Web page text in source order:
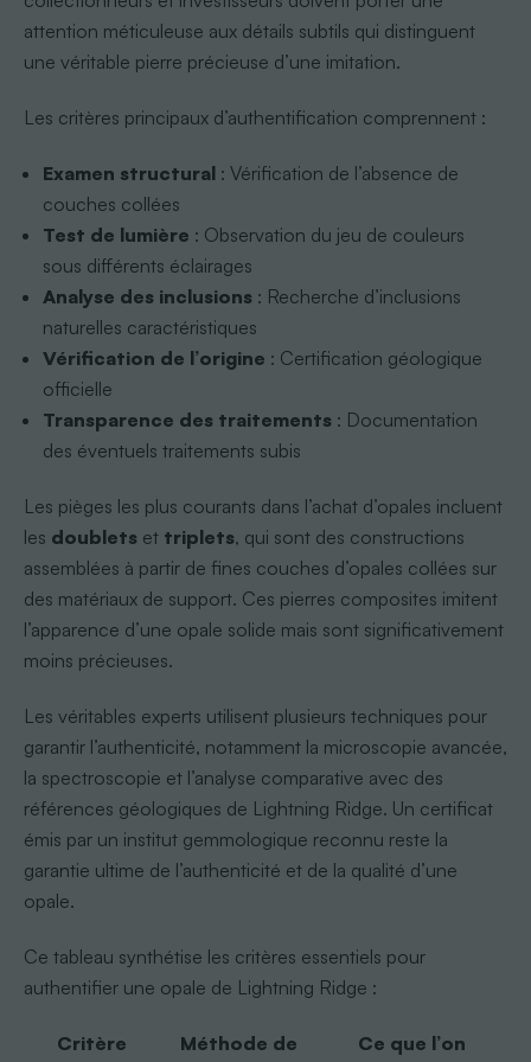
attention méticuleuse aux détails subtils qui distinguent
une véritable pierre précieuse d’une imitation.
Les critères principaux d’authentification comprennent :
Examen structural : Vérification de l’absence de
couches collées
Test de lumière : Observation du jeu de couleurs
sous différents éclairages
Analyse des inclusions : Recherche d’inclusions
naturelles caractéristiques
Vérification de l’origine : Certification géologique
officielle
Transparence des traitements : Documentation
des éventuels traitements subis
Les pièges les plus courants dans l’achat d’opales incluent
les doubletset triplets, qui sont des constructions
assemblées à partir de fines couches d’opales collées sur
des matériaux de support. Ces pierres composites imitent
l’apparence d’une opale solide mais sont significativement
moins précieuses.
Les véritables experts utilisent plusieurs techniques pour
garantir l’authenticité, notamment la microscopie avancée,
la spectroscopie et l’analyse comparative avec des
références géologiques de Lightning Ridge. Un certificat
émis par un institut gemmologique reconnu reste la
garantie ultime de l’authenticité et de la qualité d’une
opale.
Ce tableau synthétise les critères essentiels pour
authentifier une opale de Lightning Ridge :
Critère Méthode de Ce que l’on